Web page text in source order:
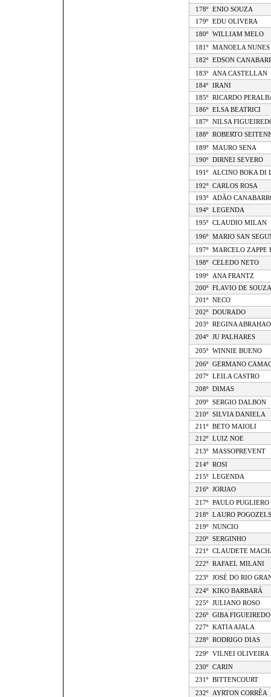
178º
ENIO SOUZA
179º
EDU OLIVERA
180º
WILLIAM MELO
181º
MANOELA NUNES
182º
EDSON
183º
ANA CASTELLAN
184º
IRANI
185º
RICARDO
186º
ELSA BEATRICI
187º
NILSA
188º
ROBERTO
189º
MAURO SENA
190º
DIRNEI SEVERO
191º
ALCINO BOKA DI
192º
CARLOS ROSA
193º
ADÃO
194º
LEGENDA
195º
CLAUDIO MILAN
196º
MARIO SAN
197º
MARCELO ZAPPE
198º
CELEDO NETO
199º
ANA FRANTZ
200º
FLAVIO DE SOUZA
201º
NECO
202º
DOURADO
203º
REGINA ABRAHAO
204º
JU PALHARES
205º
WINNIE BUENO
206º
GERMANO
207º
LEILA CASTRO
208º
DIMAS
209º
SERGIO DALBON
210º
SILVIA DANIELA
211º
BETO MAIOLI
212º
LUIZ NOE
213º
MASSOPREVENT
214º
ROSI
215º
LEGENDA
216º
JORJAO
217º
PAULO PUGLIERO
218º
LAURO
219º
NUNCIO
220º
SERGINHO
221º
CLAUDETE
222º
RAFAEL MILANI
223º
JOSÉ DO RIO
224º
KIKO BARBARÁ
225º
JULIANO ROSO
226º
GIBA FIGUEIREDO
227º
KATIA AJALA
228º
RODRIGO DIAS
229º
VILNEI OLIVEIRA
230º
CARIN
231º
BITTENCOURT
232º
AYRTON CORRÊA